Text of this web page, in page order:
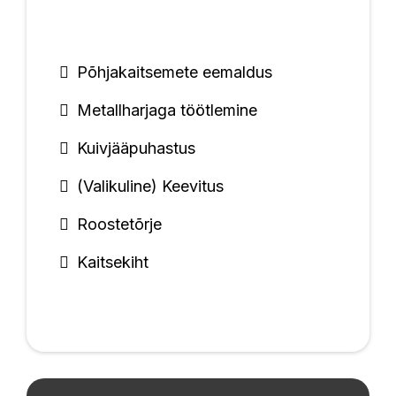
Põhjakaitsemete eemaldus
Metallharjaga töötlemine
Kuivjääpuhastus
(Valikuline) Keevitus
Roostetõrje
Kaitsekiht